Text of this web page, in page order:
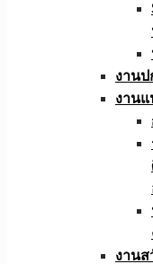
งาน
งาน
งาน